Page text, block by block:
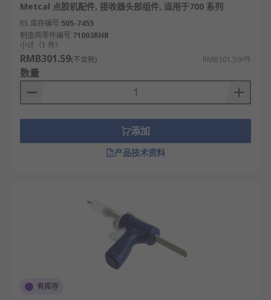
Metcal 点胶机配件, 接收器头部组件, 适用于700 系列
RS 库存编号 505-7455
制造商零件编号 71003RHB
小计（1 件）
RMB301.59(不含税) RMB301.59/件
数量
添加
产品技术资料
有库存